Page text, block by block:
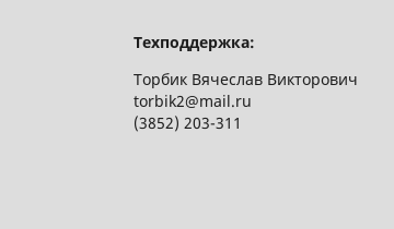
Техподдержка:
Торбик Вячеслав Викторович
torbik2@mail.ru
(3852) 203-311